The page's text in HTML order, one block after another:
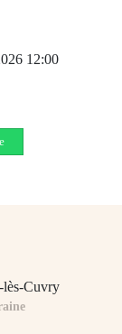
12:00
lès-Cuvry